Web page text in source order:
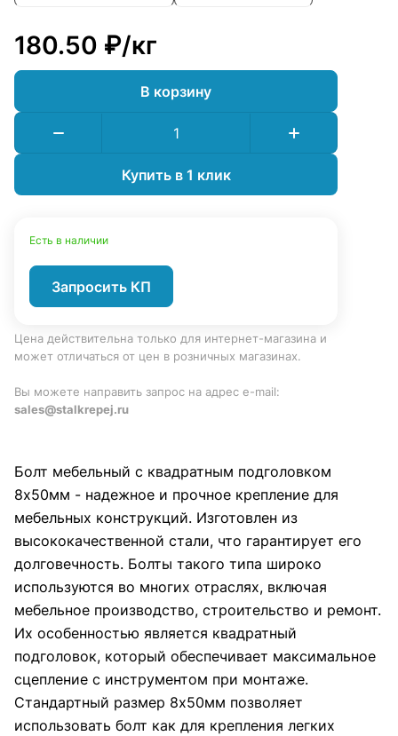
180.50 ₽/кг
В корзину
Купить в 1 клик
Есть в наличии
Запросить КП
Цена действительна только для интернет-магазина и
может отличаться от цен в розничных магазинах.
Вы можете направить запрос на адрес e-mail:
sales@stalkrepej.ru
Болт мебельный с квадратным подголовком
8х50мм - надежное и прочное крепление для
мебельных конструкций. Изготовлен из
высококачественной стали, что гарантирует его
долговечность. Болты такого типа широко
используются во многих отраслях, включая
мебельное производство, строительство и ремонт.
Их особенностью является квадратный
подголовок, который обеспечивает максимальное
сцепление с инструментом при монтаже.
Стандартный размер 8х50мм позволяет
использовать болт как для крепления легких